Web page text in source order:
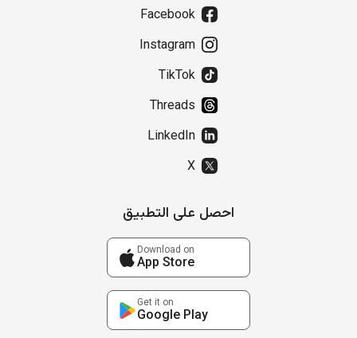
Facebook
Instagram
TikTok
Threads
LinkedIn
X
احصل على التطبيق
Download on
App Store
Get it on
Google Play